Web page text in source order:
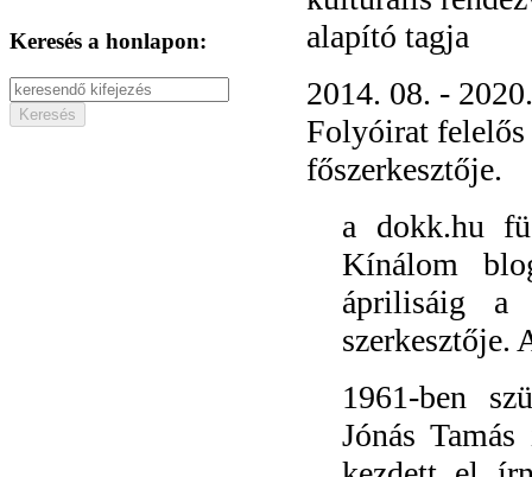
Keresés a honlapon:
alapító tagja
2014. 08. -
Folyóirat felelős
főszerkesztője.
a dokk.hu
Kínálom
áprilisáig a
szerkesztője.
1961-ben
Jónás